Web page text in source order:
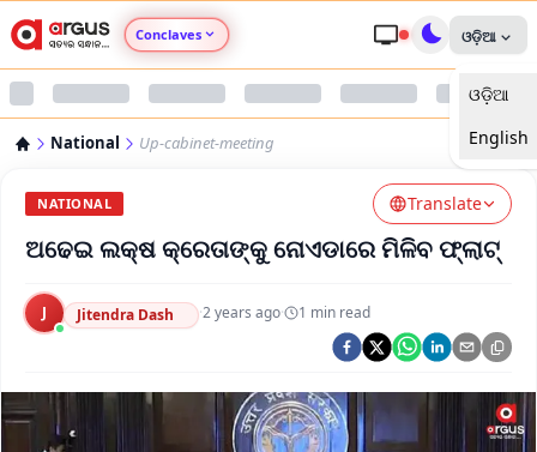
Conclaves
Argus Nari Shakti
Argus Swaad Odisha
Argus Chalo Dekhein Apna Desh
ଓଡ଼ିଆ
ଓଡ଼ିଆ
English
National Up-cabinet-meeting
NATIONAL Translate
ଅଢେଇ ଲକ୍ଷ କ୍ରେତାଙ୍କୁ ନୋଏଡାରେ ମିଳିବ ଫ୍ଲାଟ୍
J Jitendra Dash ·2 years ago· 1 min read